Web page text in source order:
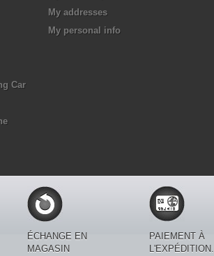
Car
My addresses
My personal info
ÉCHANGE EN
MAGASIN
PAIEMENT À
L'EXPÉDITION.